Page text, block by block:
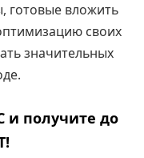
готовые вложить
своих
значительных
и получите до